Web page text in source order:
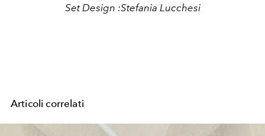
Set Design :Stefania Lucchesi
Articoli correlati